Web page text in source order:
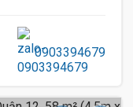
0903394679